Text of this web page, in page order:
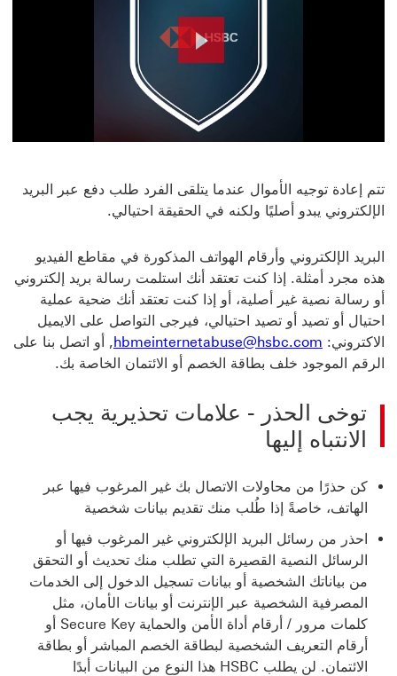
Play
Video
تتم إعادة توجيه الأموال عندما يتلقى الفرد طلب دفع عبر البريد
الإلكتروني يبدو أصليًا ولكنه في الحقيقة احتيالي.
البريد الإلكتروني وأرقام الهواتف المذكورة في مقاطع الفيديو
هذه مجرد أمثلة. إذا كنت تعتقد أنك استلمت رسالة بريد إلكتروني
أو رسالة نصية غير أصلية، أو إذا كنت تعتقد أنك ضحية عملية
احتيال أو تصيد أو تصيد احتيالي، فيرجى التواصل على الايميل
الاكتروني: hbmeinternetabuse@hsbc.com, أو اتصل بنا على
الرقم الموجود خلف بطاقة الخصم أو الائتمان الخاصة بك.
توخى الحذر - علامات تحذيرية يجب
الانتباه إليها
كن حذرًا من محاولات الاتصال بك غير المرغوب فيها عبر
الهاتف، خاصةً إذا طُلب منك تقديم بيانات شخصية
احذر من رسائل البريد الإلكتروني غير المرغوب فيها أو
الرسائل النصية القصيرة التي تطلب منك تحديث أو التحقق
من بياناتك الشخصية أو بيانات تسجيل الدخول إلى الخدمات
المصرفية الشخصية عبر الإنترنت أو بيانات الأمان، مثل
كلمات مرور / أرقام أداة الأمن والحماية Secure Key أو
أرقام التعريف الشخصية لبطاقة الخصم المباشر أو بطاقة
الائتمان. لن يطلب HSBC هذا النوع من البيانات أبدًا